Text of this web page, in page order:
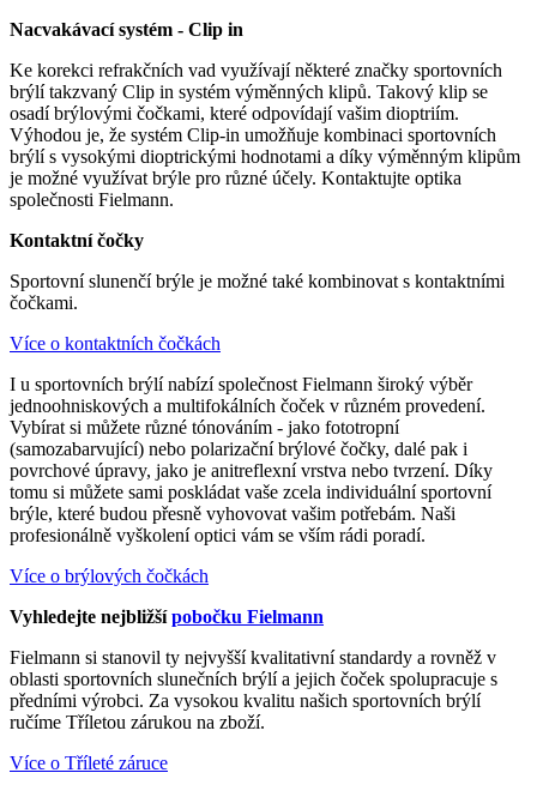
Nacvakávací systém - Clip in
Ke korekci refrakčních vad využívají některé značky sportovních
brýlí takzvaný Clip in systém výměnných klipů. Takový klip se
osadí brýlovými čočkami, které odpovídají vašim dioptriím.
Výhodou je, že systém Clip-in umožňuje kombinaci sportovních
brýlí s vysokými dioptrickými hodnotami a díky výměnným klipům
je možné využívat brýle pro různé účely. Kontaktujte optika
společnosti Fielmann.
Kontaktní čočky
Sportovní slunenčí brýle je možné také kombinovat s kontaktními
čočkami.
Více o kontaktních čočkách
I u sportovních brýlí nabízí společnost Fielmann široký výběr
jednoohniskových a multifokálních čoček v různém provedení.
Vybírat si můžete různé tónováním - jako fototropní
(samozabarvující) nebo polarizační brýlové čočky, dalé pak i
povrchové úpravy, jako je anitreflexní vrstva nebo tvrzení. Díky
tomu si můžete sami poskládat vaše zcela individuální sportovní
brýle, které budou přesně vyhovovat vašim potřebám. Naši
profesionálně vyškolení optici vám se vším rádi poradí.
Více o brýlových čočkách
Vyhledejte nejbližšípobočku Fielmann
Fielmann si stanovil ty nejvyšší kvalitativní standardy a rovněž v
oblasti sportovních slunečních brýlí a jejich čoček spolupracuje s
předními výrobci. Za vysokou kvalitu našich sportovních brýlí
ručíme Tříletou zárukou na zboží.
Více o Tříleté záruce